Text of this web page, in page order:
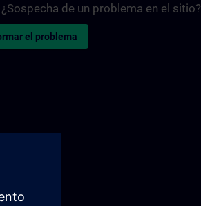
¿Sospecha de un problema en el sitio?
el problema